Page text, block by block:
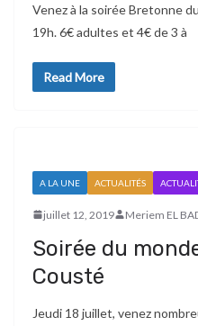
Venez à la soirée Bretonne
19h. 6€ adultes et 4€ de 3 à
Read More
A LA UNE ACTUALITÉS
juillet 12, 2019 Meriem EL
Soirée du
Cousté
Jeudi 18 juillet, venez